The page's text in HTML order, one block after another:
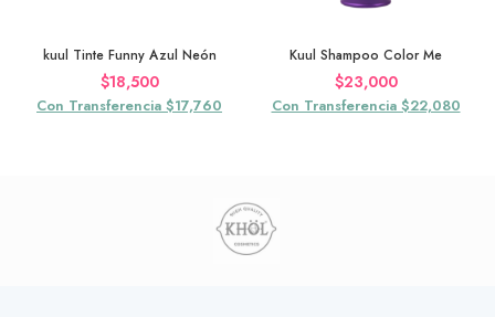
kuul Tinte Funny Azul Neón
$18,500
Con Transferencia $17,760
Kuul Shampoo Color Me
$23,000
Con Transferencia $22,080